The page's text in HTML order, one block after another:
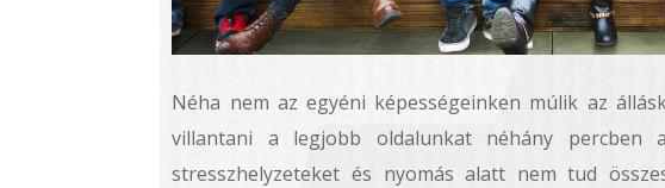
Néha nem az egyéni képességeinken múlik az
villantani a legjobb oldalunkat néhány percben
stresszhelyzeteket és nyomás alatt nem tud